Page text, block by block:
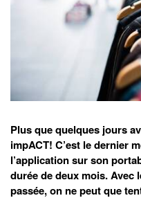
Plus que quelques jours
impACT! C’est le dernier
l’application sur son
durée de deux mois. Avec
passée, on ne peut que